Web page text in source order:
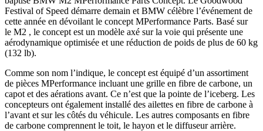
Festival of Speed démarre demain et BMW célèbre l’événement de
cette année en dévoilant le concept MPerformance Parts. Basé sur
le M2 , le concept est un modèle axé sur la voie qui présente une
aérodynamique optimisée et une réduction de poids de plus de 60 kg
(132 lb).
Comme son nom l’indique, le concept est équipé d’un assortiment
de pièces MPerformance incluant une grille en fibre de carbone, un
capot et des aérations avant. Ce n’est que la pointe de l’iceberg. Les
concepteurs ont également installé des ailettes en fibre de carbone à
l’avant et sur les côtés du véhicule. Les autres composants en fibre
de carbone comprennent le toit, le hayon et le diffuseur arrière.